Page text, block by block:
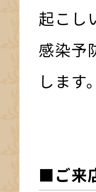
起こし
感染予
します。
■ご来